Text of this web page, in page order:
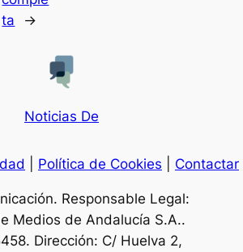
ta
→
Noticias De
Política de Cookies Contactar
Responsable Legal:
Medios de Andalucía S.A..
Dirección: C/ Huelva 2,